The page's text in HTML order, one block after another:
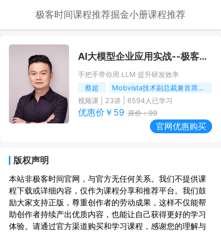
极客时间课程推荐掘金小册课程推荐
AI大模型企业应用实战--极客时间课程推荐/优惠
手把手带你用 LLM 提升研发效率
蔡超
Mobvista技术副总裁兼首席架构师，前亚马逊（中国）首席软件架构师
视频课| 23讲 | 6594人已学习
优惠价￥ 59 原价：99
官网优惠购买
版权声明
本站非极客时间官网，与官方无任何关系。我们不提供课
程下载或详细内容，仅作为课程分享和推荐平台。我们鼓
励大家支持正版，尊重创作者的劳动成果，这样不仅能帮
助创作者持续产出优质内容，也能让自己获得更好的学习
体验。请通过官方渠道购买和学习课程，感谢您的理解与